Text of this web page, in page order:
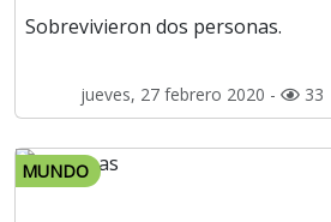
Sobrevivieron dos personas.
jueves, 27 febrero 2020 - 33
MUNDO